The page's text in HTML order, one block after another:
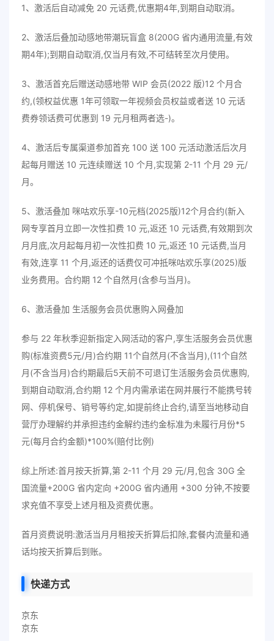
1、激活后自动减免 20 元话费,优惠期4年,到期自动取消。
2、激活后叠加动感地带潮玩盲盒 8(200G 省内通用流量,有效
期4年);到期自动取消,仅当月有效,不可结转至次月使用。
3、激活首充后赠送动感地带 WIP 会员(2022 版)12 个月合
约,(领权益优惠 1年可领取一年视频会员权益或者送 10 元话
费券领话费可优惠到 19 元月租两者选-)。
4、激活后专属渠道参加首充 100 送 100 元活动激活后次月
起每月赠送 10 元连续赠送 10 个月,实现第 2-11 个月 29 元/
月。
5、激活叠加 咪咕欢乐享-10元档(2025版)12个月合约(新入
网专享首月立即一次性扣费 10 元,返还 10 元话费,有效期到次
月月底,次月起每月初一次性扣费 10 元,返还 10 元话费,当月
有效,连享 11 个月,返还的话费仅可冲抵咪咕欢乐享(2025)版
业务费用。合约期 12 个自然月(含参与当月)。
6、激活叠加 生活服务会员优惠购入网叠加
参与 22 年秋季迎新指定入网活动的客户,享生活服务会员优惠
购(标准资费5元/月)合约期 11个自然月(不含当月),(11个自然
月(不含当月)合约期最后5天前不可退订生活服务会员优惠购,
到期自动取消,合约期 12 个月内需承诺在网并展行不能携号转
网、停机保号、销号等约定,如提前终止合约,请至当地移动自
营厅办理解约并承担违约金解约违约金标准为未履行月份*5
元(每月合约金额)*100%(赔付比例)
综上所述:首月按天折算,第 2-11 个月 29 元/月,包含 30G 全
国流量+200G 省内定向 +200G 省内通用 +300 分钟,不按要
求充值不享受上述月租及资费优惠。
首月资费说明:激活当月月租按天折算后扣除,套餐内流量和通
话均按天折算后到账。
快递方式
京东
京东